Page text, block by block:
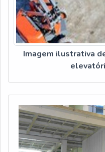
Imagem ilustrativa